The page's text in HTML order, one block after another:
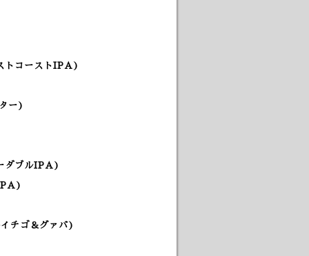
トコーストIPA)
ー)
ダブルIPA)
チゴ＆グァバ)